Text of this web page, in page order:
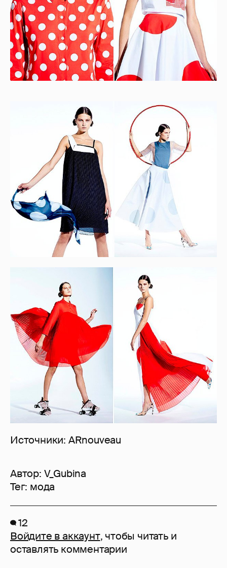
Источники: ARnouveau
Автор: V_Gubina
Тег: мода
12
Войдите в аккаунт, чтобы читать и
оставлять комментарии